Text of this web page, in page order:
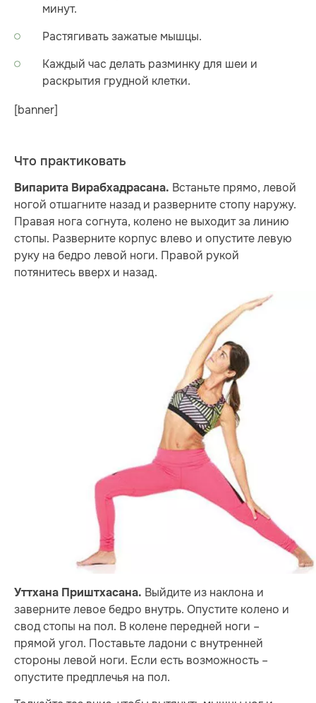
минут.
Растягивать зажатые мышцы.
Каждый час делать разминку для шеи и
раскрытия грудной клетки.
[banner]
Что практиковать
Випарита Вирабхадрасана. Встаньте прямо, левой
ногой отшагните назад и разверните стопу наружу.
Правая нога согнута, колено не выходит за линию
стопы. Разверните корпус влево и опустите левую
руку на бедро левой ноги. Правой рукой
потянитесь вверх и назад.
Уттхана Приштхасана. Выйдите из наклона и
заверните левое бедро внутрь. Опустите колено и
свод стопы на пол. В колене передней ноги –
прямой угол. Поставьте ладони с внутренней
стороны левой ноги. Если есть возможность –
опустите предплечья на пол.